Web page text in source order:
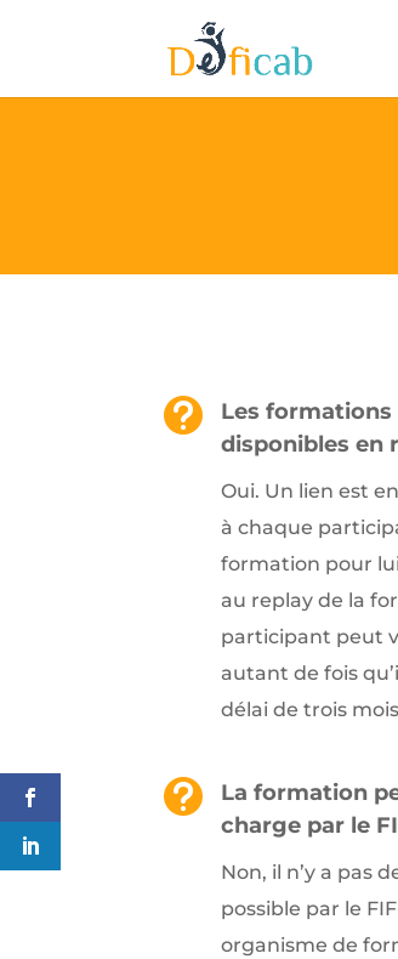

Les
disponibles en
Oui. Un lien est
à chaque
formation pour
au replay de la
participant peut
autant de fois
délai de trois

La formation
charge par le
Non, il n’y a pas
possible par le
organisme de